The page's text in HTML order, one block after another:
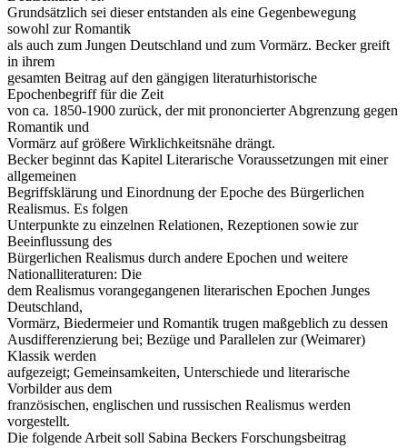
Grundsätzlich sei dieser entstanden als eine Gegenbewegung
sowohl zur Romantik
als auch zum Jungen Deutschland und zum Vormärz. Becker greift
in ihrem
gesamten Beitrag auf den gängigen literaturhistorische
Epochenbegriff für die Zeit
von ca. 1850-1900 zurück, der mit prononcierter Abgrenzung gegen
Romantik und
Vormärz auf größere Wirklichkeitsnähe drängt.
Becker beginnt das Kapitel Literarische Voraussetzungen mit einer
allgemeinen
Begriffsklärung und Einordnung der Epoche des Bürgerlichen
Realismus. Es folgen
Unterpunkte zu einzelnen Relationen, Rezeptionen sowie zur
Beeinflussung des
Bürgerlichen Realismus durch andere Epochen und weitere
Nationalliteraturen: Die
dem Realismus vorangegangenen literarischen Epochen Junges
Deutschland,
Vormärz, Biedermeier und Romantik trugen maßgeblich zu dessen
Ausdifferenzierung bei; Bezüge und Parallelen zur (Weimarer)
Klassik werden
aufgezeigt; Gemeinsamkeiten, Unterschiede und literarische
Vorbilder aus dem
französischen, englischen und russischen Realismus werden
vorgestellt.
Die folgende Arbeit soll Sabina Beckers Forschungsbeitrag